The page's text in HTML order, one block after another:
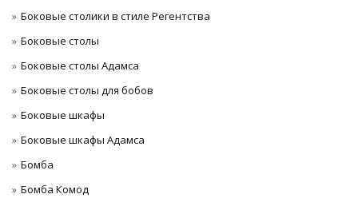
Боковые столики в стиле Регентства
Боковые столы
Боковые столы Адамса
Боковые столы для бобов
Боковые шкафы
Боковые шкафы Адамса
Бомба
Бомба Комод